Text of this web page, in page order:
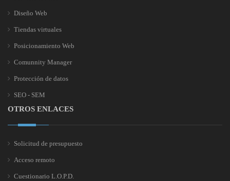
Diseño Web
Tiendas virtuales
Posicionamiento Web
Comunnity Manager
Protección de datos
SEO - SEM
OTROS ENLACES
Solicitud de presupuesto
Acceso remoto
Cuestionario L.O.P.D.